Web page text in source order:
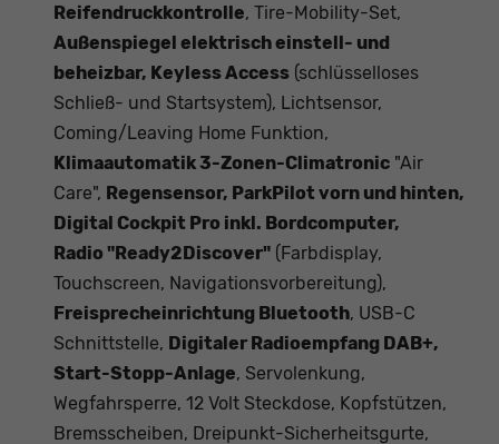
Reifendruckkontrolle, Tire-Mobility-Set,
Außenspiegel elektrisch einstell- und
beheizbar, Keyless Access (schlüsselloses
Schließ- und Startsystem), Lichtsensor,
Coming/Leaving Home Funktion,
Klimaautomatik 3-Zonen-Climatronic "Air
Care", Regensensor, ParkPilot vorn und hinten,
Digital Cockpit Pro inkl. Bordcomputer,
Radio "Ready2Discover" (Farbdisplay,
Touchscreen, Navigationsvorbereitung),
Freisprecheinrichtung Bluetooth, USB-C
Schnittstelle, Digitaler Radioempfang DAB+,
Start-Stopp-Anlage, Servolenkung,
Wegfahrsperre, 12 Volt Steckdose, Kopfstützen,
Bremsscheiben, Dreipunkt-Sicherheitsgurte,